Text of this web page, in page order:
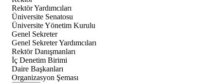
Rektör Yardımcıları
Üniversite Senatosu
Üniversite Yönetim Kurulu
Genel Sekreter
Genel Sekreter Yardımcıları
Rektör Danışmanları
İç Denetim Birimi
Daire Başkanları
Organizasyon Şeması